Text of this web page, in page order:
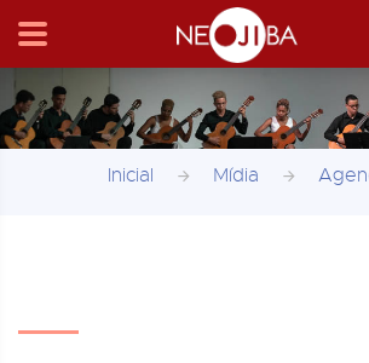
Inicial Mídia